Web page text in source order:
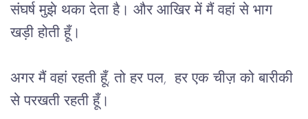
संघर्ष मुझे थका देता है। और आखिर में मैं वहां से भाग
खड़ी होती हूँ।
अगर मैं वहां रहती हूँ, तो हर पल, हर एक चीज़ को बारीकी
से परखती रहती हूँ।